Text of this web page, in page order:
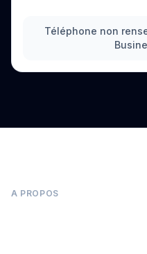
Téléphone non
A PROPOS